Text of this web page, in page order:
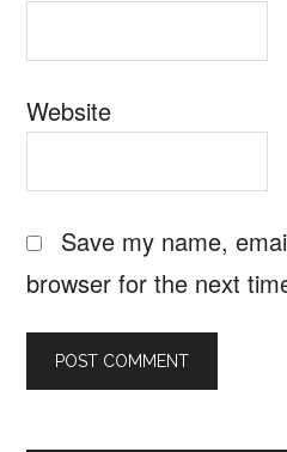
Website
Save my name,
browser for the next